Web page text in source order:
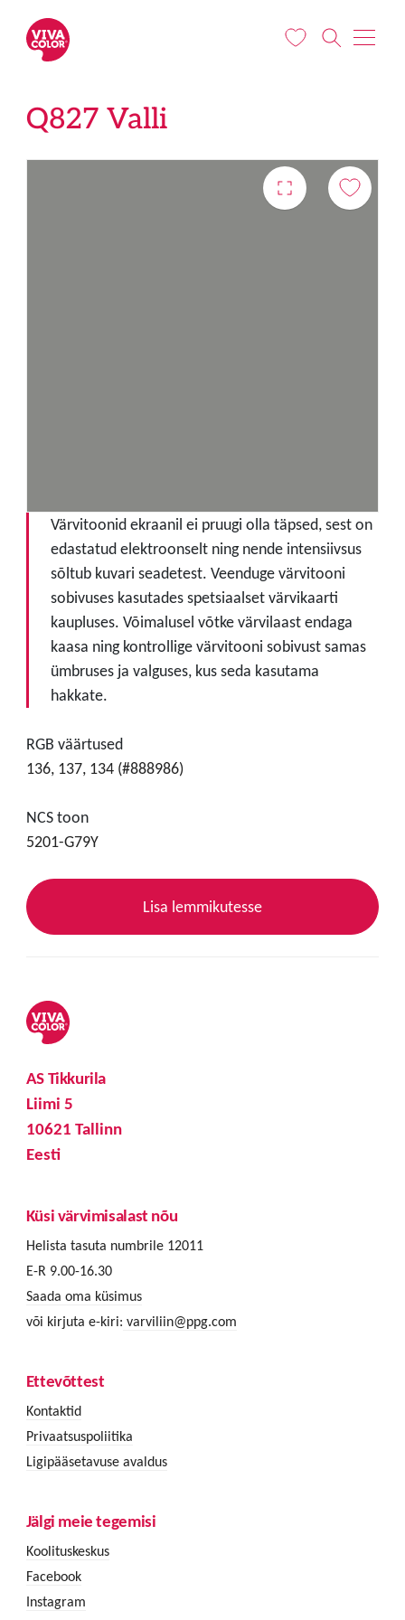
Q827 Valli
Värvitoonid ekraanil ei pruugi olla täpsed, sest on
edastatud elektroonselt ning nende intensiivsus
sõltub kuvari seadetest. Veenduge värvitooni
sobivuses kasutades spetsiaalset värvikaarti
kaupluses. Võimalusel võtke värvilaast endaga
kaasa ning kontrollige värvitooni sobivust samas
ümbruses ja valguses, kus seda kasutama
hakkate.
RGB väärtused
136, 137, 134 (#888986)
NCS toon
5201-G79Y
Lisa lemmikutesse
AS Tikkurila
Liimi 5
10621 Tallinn
Eesti
Küsi värvimisalast nõu
Helista tasuta numbrile 12011
E-R 9.00-16.30
Saada oma küsimus
või kirjuta e-kiri: varviliin@ppg.com
Ettevõttest
Kontaktid
Privaatsuspoliitika
Ligipääsetavuse avaldus
Jälgi meie tegemisi
Koolituskeskus
Facebook
Instagram